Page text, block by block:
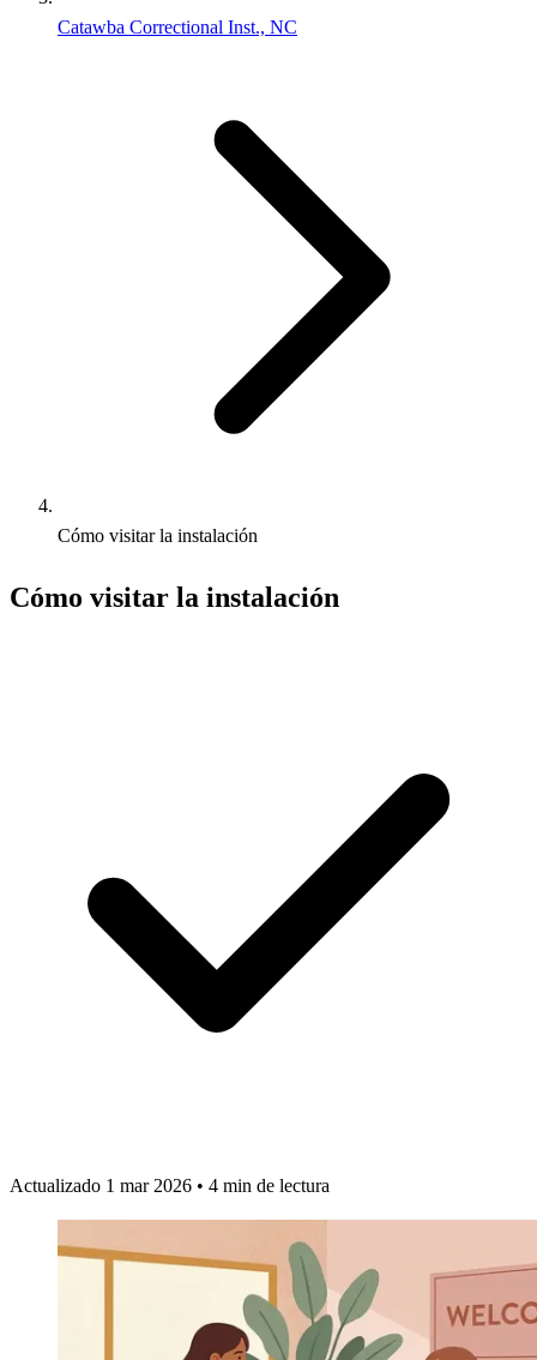
Catawba Correctional Inst., NC
Cómo visitar la instalación
Cómo visitar la instalación
Actualizado 1 mar 2026 • 4 min de lectura